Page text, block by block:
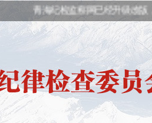
青海纪检监察网已经升级改版